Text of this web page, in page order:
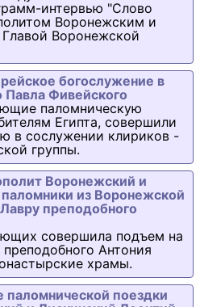
интервью "Слово
Воронежским и
Воронежской
богослужение в
Павла Фивейского
паломническую
Египта, совершили
в сослужении клириков -
группы.
Воронежский и
из Воронежской
преподобного
совершила подъем на
Антония
храмы.
паломнической поездки